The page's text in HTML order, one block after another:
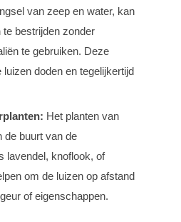
van zeep en water, kan
te bestrijden zonder
te gebruiken. Deze
luizen doden en tegelijkertijd
Het planten van
de buurt van de
lavendel, knoflook, of
om de luizen op afstand
of eigenschappen.